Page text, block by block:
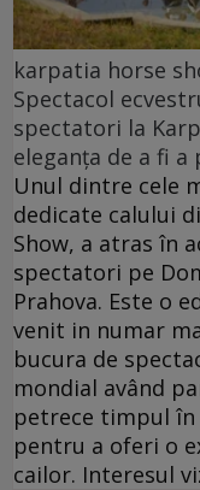
karpatia horse
Spectacol
spectatori la
eleganța de a fi
Unul dintre cele
dedicate calului
Show, a atras în
spectatori pe
Prahova. Este o
venit in numar
bucura de
mondial având
petrece timpul
pentru a oferi o
cailor. Interesul